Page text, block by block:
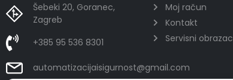
Šebeki 20, Goranec,
Zagreb
+385 95 536 8301
automatizacijaisigurnost@gmail.com
Moj račun
Kontakt
Servisni obrazac